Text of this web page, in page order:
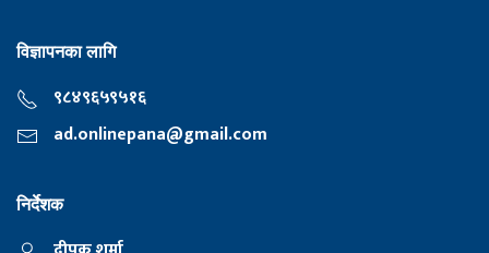
विज्ञापनका लागि
९८४९६५९५१६
ad.onlinepana@gmail.com
निर्देशक